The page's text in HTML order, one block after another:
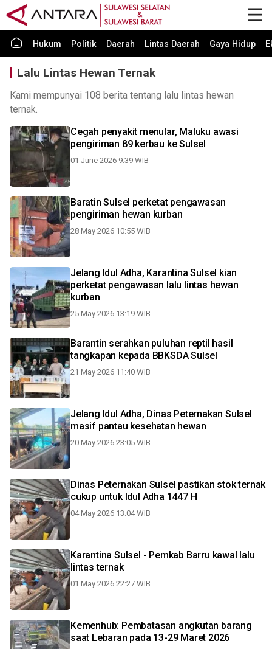
Hukum Politik Daerah Lintas Daerah Gaya Hidup
Lalu Lintas Hewan Ternak
Kami mempunyai 108 berita tentang lalu lintas hewan
ternak.
Cegah penyakit menular, Maluku awasi
pengiriman 89 kerbau ke Sulsel
01 June 2026 9:39 WIB
Baratin Sulsel perketat pengawasan
pengiriman hewan kurban
28 May 2026 10:55 WIB
Jelang Idul Adha, Karantina Sulsel kian
perketat pengawasan lalu lintas hewan
kurban
25 May 2026 13:19 WIB
Barantin serahkan puluhan reptil hasil
tangkapan kepada BBKSDA Sulsel
21 May 2026 11:40 WIB
Jelang Idul Adha, Dinas Peternakan Sulsel
masif pantau kesehatan hewan
20 May 2026 23:05 WIB
Dinas Peternakan Sulsel pastikan stok ternak
cukup untuk Idul Adha 1447 H
04 May 2026 13:04 WIB
Karantina Sulsel - Pemkab Barru kawal lalu
lintas ternak
01 May 2026 22:27 WIB
Kemenhub: Pembatasan angkutan barang
saat Lebaran pada 13-29 Maret 2026